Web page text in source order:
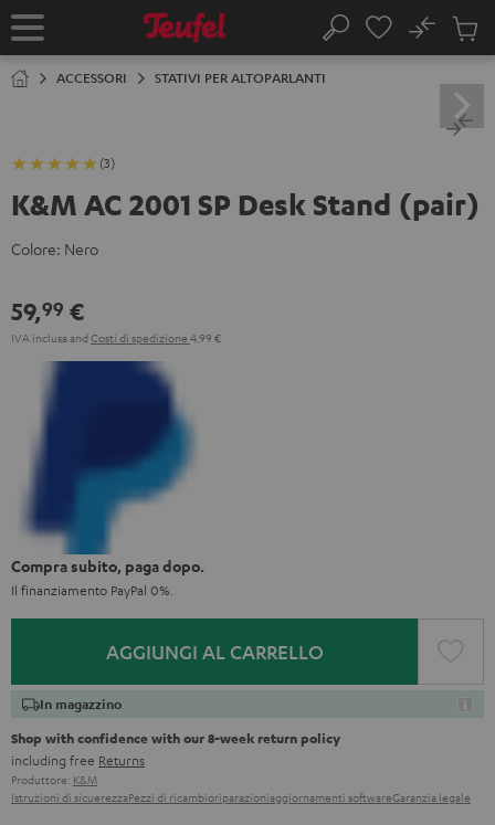
AL
Pagina
Cerca
No
ACCESSORI STATIVI PER ALTOPARLANTI
(3)
K&M AC 2001 SP Desk Stand (pair)
Colore: Nero
59,99 €
IVA inclusa and Costi di spedizione 4,99 €
Compra subito, paga dopo.
Il finanziamento PayPal 0%.
AGGIUNGI AL CARRELLO
In magazzino
Shop with confidence with our 8-week return policy
including free Returns
Produttore: K&M
Istruzioni di sicuerezzaPezzi di ricambioriparazioniaggiornamenti softwareGaranzia legale